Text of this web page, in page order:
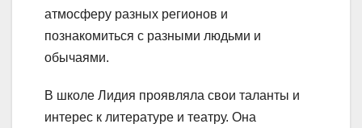
атмосферу разных регионов и
познакомиться с разными людьми и
обычаями.
В школе Лидия проявляла свои таланты и
интерес к литературе и театру. Она